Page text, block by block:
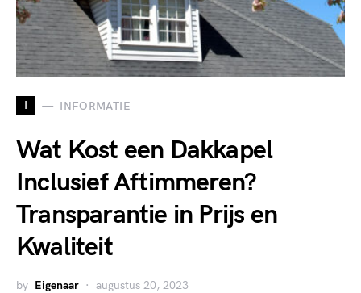
I INFORMATIE
Wat Kost een Dakkapel
Inclusief Aftimmeren?
Transparantie in Prijs en
Kwaliteit
by Eigenaar augustus 20, 2023